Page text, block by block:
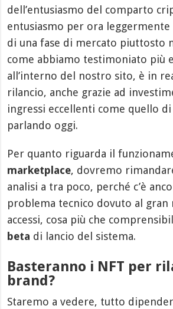
dell’entusiasmo del comparto
entusiasmo per ora leggermente
di una fase di mercato piuttosto
come abbiamo testimoniato più
all’interno del nostro sito, è in
rilancio, anche grazie ad
ingressi eccellenti come quello
parlando oggi.
Per quanto riguarda il
marketplace, dovremo
analisi a tra poco, perché c’è
problema tecnico dovuto al gran
accessi, cosa più che
beta di lancio del sistema.
Basteranno i NFT per
brand?
Staremo a vedere, tutto